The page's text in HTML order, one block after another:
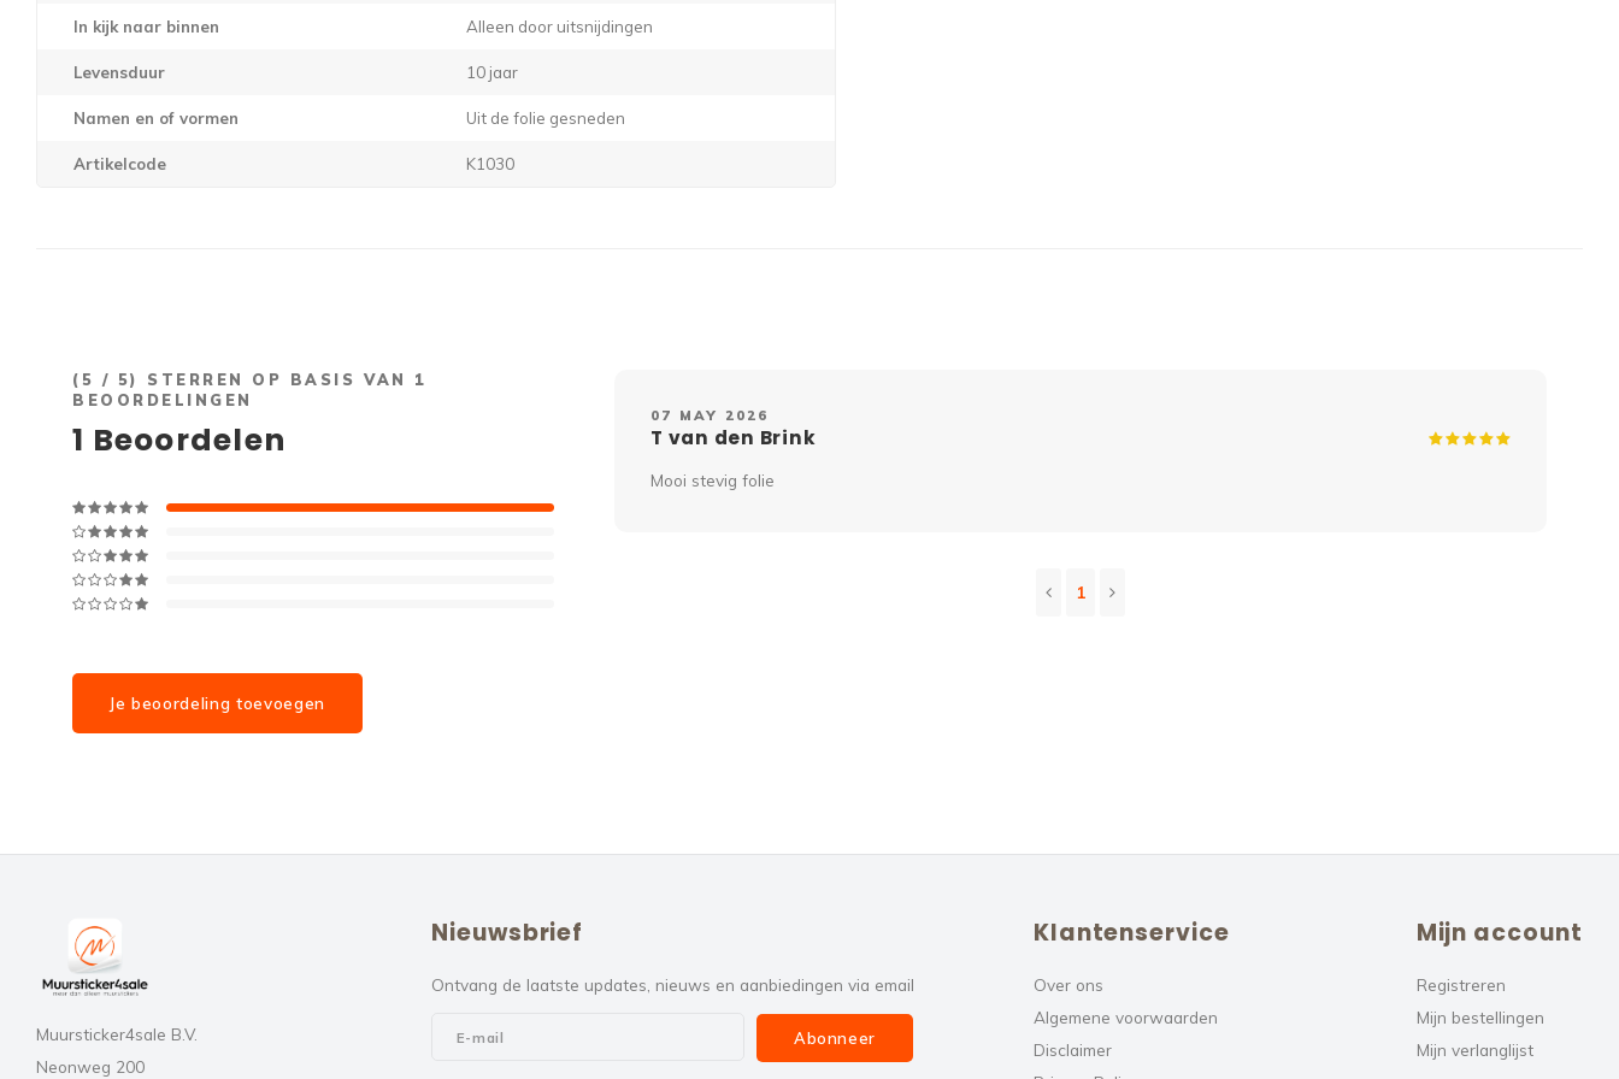
In kijk naar binnen Alleen door uitsnijdingen
Levensduur 10 jaar
Namen en of vormen Uit de folie gesneden
Artikelcode K1030
( 5 / 5) STERREN OP BASIS VAN 1
BEOORDELINGEN
1 Beoordelen
Je beoordeling toevoegen
07 MAY 2026
T van den Brink
Mooi stevig folie
1
Muursticker4sale B.V.
Neonweg 200
Nieuwsbrief
Ontvang de laatste updates, nieuws en aanbiedingen via email
Abonneer
Klantenservice
Over ons
Algemene voorwaarden
Disclaimer
Mijn account
Registreren
Mijn bestellingen
Mijn verlanglijst